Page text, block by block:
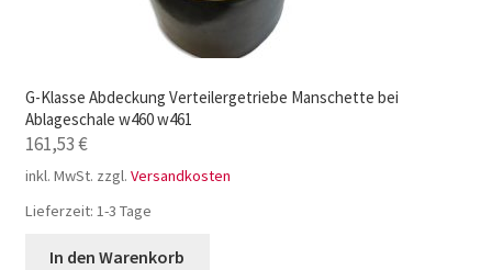
G-Klasse Abdeckung Verteilergetriebe Manschette bei
Ablageschale w460 w461
161,53€
inkl. MwSt. zzgl. Versandkosten
Lieferzeit: 1-3 Tage
In den Warenkorb